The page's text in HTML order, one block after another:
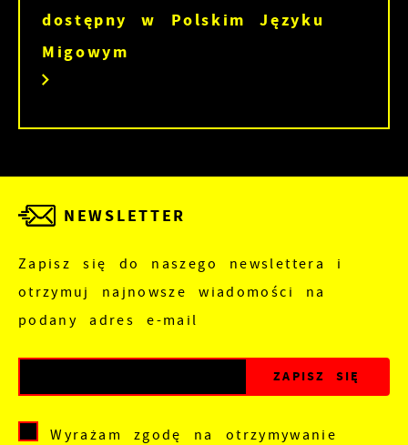
dostępny w Polskim Języku
Migowym
NEWSLETTER
Zapisz się do naszego newslettera i
otrzymuj najnowsze wiadomości na
podany adres e-mail
Wyrażam zgodę na otrzymywanie